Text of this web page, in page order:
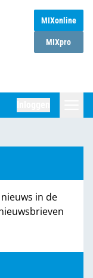
MIXonline
MIXpro
in de